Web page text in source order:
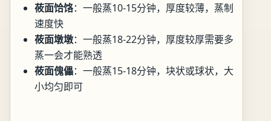
莜面饸饹：一般蒸10-15分钟，厚度较薄，蒸制
速度快
莜面墩墩：一般蒸18-22分钟，厚度较厚需要多
蒸一会才能熟透
莜面傀儡：一般蒸15-18分钟，块状或球状，大
小均匀即可